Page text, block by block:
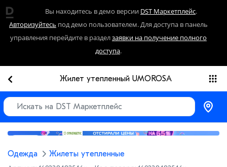
Вы находитесь в демо версии DST Маркетплейс.
Авторизуйтесь под демо пользователем. Для доступа в панель
управления перейдите в разделзаявки на получение полного
доступа.
Жилет утепленный UMOROSA
Одежда Жилеты утепленные